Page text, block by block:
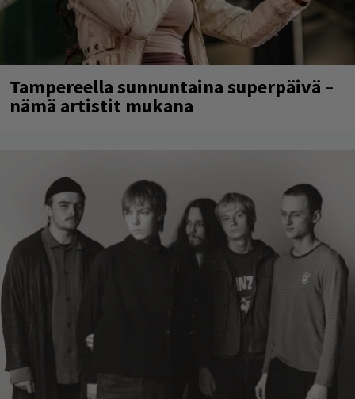
Tampereella sunnuntaina superpäivä –
nämä artistit mukana